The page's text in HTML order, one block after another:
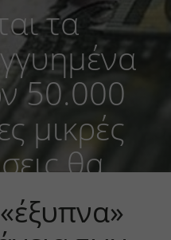
τα
50.000
μικρές
θα